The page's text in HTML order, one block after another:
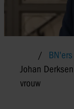
BN'ers
Johan
vrouw